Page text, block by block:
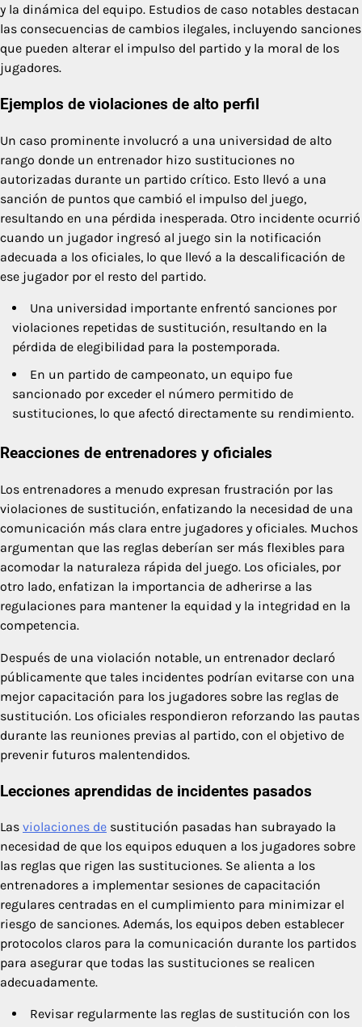
y la dinámica del equipo. Estudios de caso notables destacan
las consecuencias de cambios ilegales, incluyendo sanciones
que pueden alterar el impulso del partido y la moral de los
jugadores.
Ejemplos de violaciones de alto perfil
Un caso prominente involucró a una universidad de alto
rango donde un entrenador hizo sustituciones no
autorizadas durante un partido crítico. Esto llevó a una
sanción de puntos que cambió el impulso del juego,
resultando en una pérdida inesperada. Otro incidente ocurrió
cuando un jugador ingresó al juego sin la notificación
adecuada a los oficiales, lo que llevó a la descalificación de
ese jugador por el resto del partido.
Una universidad importante enfrentó sanciones por
violaciones repetidas de sustitución, resultando en la
pérdida de elegibilidad para la postemporada.
En un partido de campeonato, un equipo fue
sancionado por exceder el número permitido de
sustituciones, lo que afectó directamente su rendimiento.
Reacciones de entrenadores y oficiales
Los entrenadores a menudo expresan frustración por las
violaciones de sustitución, enfatizando la necesidad de una
comunicación más clara entre jugadores y oficiales. Muchos
argumentan que las reglas deberían ser más flexibles para
acomodar la naturaleza rápida del juego. Los oficiales, por
otro lado, enfatizan la importancia de adherirse a las
regulaciones para mantener la equidad y la integridad en la
competencia.
Después de una violación notable, un entrenador declaró
públicamente que tales incidentes podrían evitarse con una
mejor capacitación para los jugadores sobre las reglas de
sustitución. Los oficiales respondieron reforzando las pautas
durante las reuniones previas al partido, con el objetivo de
prevenir futuros malentendidos.
Lecciones aprendidas de incidentes pasados
Las violaciones de sustitución pasadas han subrayado la
necesidad de que los equipos eduquen a los jugadores sobre
las reglas que rigen las sustituciones. Se alienta a los
entrenadores a implementar sesiones de capacitación
regulares centradas en el cumplimiento para minimizar el
riesgo de sanciones. Además, los equipos deben establecer
protocolos claros para la comunicación durante los partidos
para asegurar que todas las sustituciones se realicen
adecuadamente.
Revisar regularmente las reglas de sustitución con los